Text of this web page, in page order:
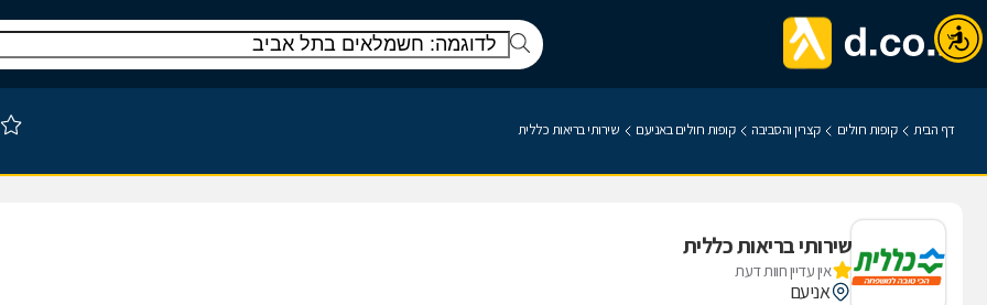
דף הבית קופות חולים קצרין והסביבה קופות חולים באניעם שירותי בריאות כללית
שירותי בריאות כללית
אין עדיין חוות דעת
אניעם